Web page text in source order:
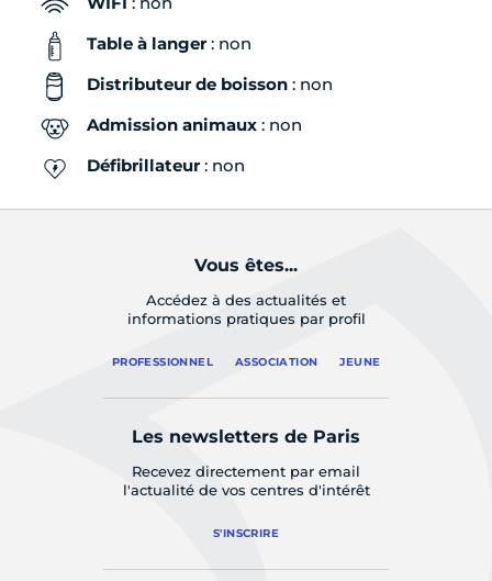
Table à langer: non
Distributeur de boisson : non
Admission animaux : non
Défibrillateur: non
Vous êtes...
Accédez à des actualités et
informations pratiques par profil
PROFESSIONNEL ASSOCIATION JEUNE
Les newsletters de Paris
Recevez directement par email
l'actualité de vos centres d'intérêt
S'INSCRIRE